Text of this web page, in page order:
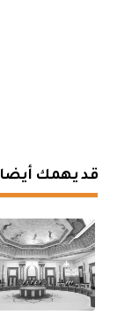
قد يهمك أيضا